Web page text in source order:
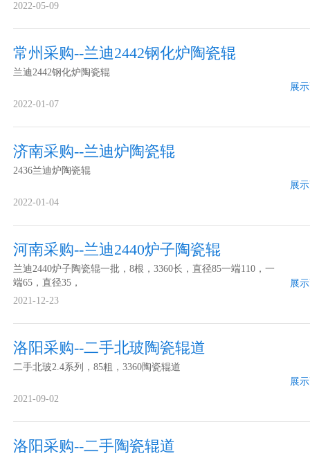
2022-05-09
常州采购--兰迪2442钢化炉陶瓷辊
兰迪2442钢化炉陶瓷辊
展
2022-01-07
济南采购--兰迪炉陶瓷辊
2436兰迪炉陶瓷辊
展
2022-01-04
河南采购--兰迪2440炉子陶瓷辊
兰迪2440炉子陶瓷辊一批，8根，3360长，直径85一端110，一
端65，直径35，
展
2021-12-23
洛阳采购--二手北玻陶瓷辊道
二手北玻2.4系列，85粗，3360陶瓷辊道
展
2021-09-02
洛阳采购--二手陶瓷辊道